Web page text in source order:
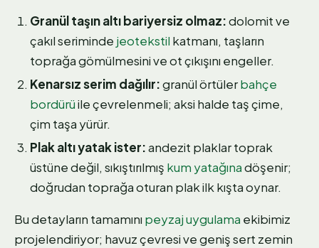
Granül taşın altı bariyersiz olmaz:dolomit ve
çakıl seriminde jeotekstil katmanı, taşların
toprağa gömülmesini ve ot çıkışını engeller.
Kenarsız serim dağılır:granül örtülerbahçe
bordürüile çevrelenmeli; aksi halde taş çime,
çim taşa yürür.
Plak altı yatak ister:andezit plaklar toprak
üstüne değil, sıkıştırılmış kum yatağınadöşenir;
doğrudan toprağa oturan plak ilk kışta oynar.
Bu detayların tamamını peyzaj uygulama ekibimiz
projelendiriyor; havuz çevresi ve geniş sert zemin